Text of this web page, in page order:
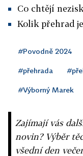
Co chtějí
Kolik přehrad
#Povodně 2024
#přehrada
#Výborný Marek
Zajímají vás
novin? Výběr
všední den